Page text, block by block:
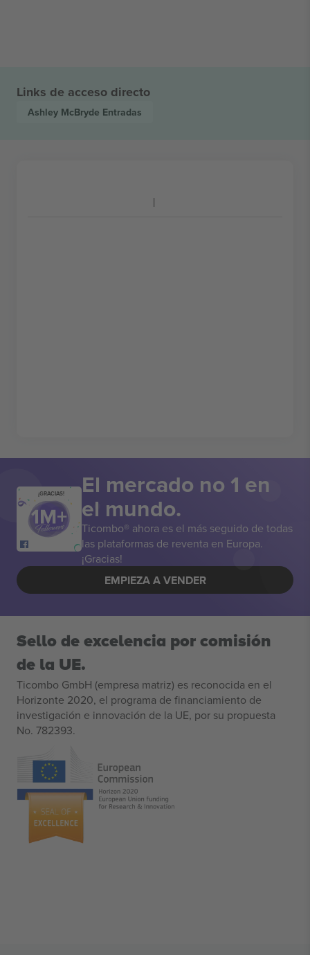
Links de acceso directo
Ashley McBryde Entradas
¡GRACIAS! El mercado no 1 en
el mundo.
Ticombo® ahora es el más seguido de todas
las plataformas de reventa en Europa.
¡Gracias!
EMPIEZA A VENDER
Sello de excelencia por comisión
de la UE.
Ticombo GmbH (empresa matriz) es reconocida en el
Horizonte 2020, el programa de financiamiento de
investigación e innovación de la UE, por su propuesta
No. 782393.